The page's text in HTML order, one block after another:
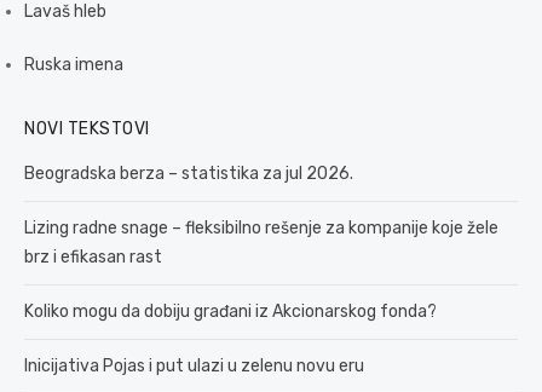
Lavaš hleb
Ruska imena
NOVI TEKSTOVI
Beogradska berza – statistika za jul 2026.
Lizing radne snage – fleksibilno rešenje za kompanije koje žele
brz i efikasan rast
Koliko mogu da dobiju građani iz Akcionarskog fonda?
Inicijativa Pojas i put ulazi u zelenu novu eru